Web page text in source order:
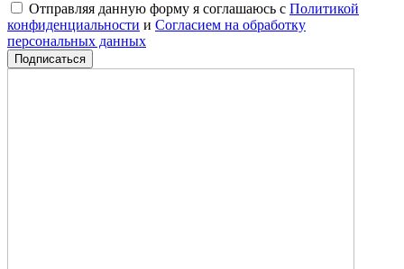
Отправляя данную форму я соглашаюсь с Политикой
конфиденциальности и Согласием на обработку
персональных данных
Подписаться